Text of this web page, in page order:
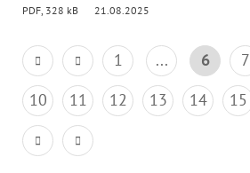
PDF, 328 kB 21.08.2025
1 ... 6 7
10
11 12 13 14 15